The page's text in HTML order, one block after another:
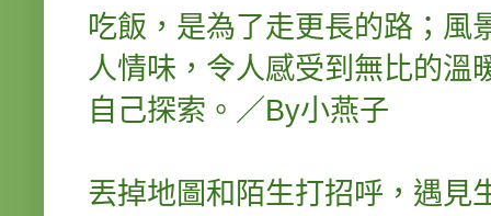
吃飯，是為了走更長的路；風
人情味，令人感受到無比的溫
自己探索。／By小燕子
丟掉地圖和陌生打招呼，遇見